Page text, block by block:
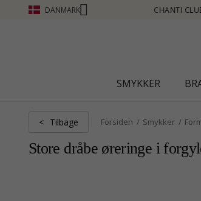
DANMARK
POINT SE MERE - KLIK HER
SMYKKER
< Tilbage Forsiden Smykker
Store dråbe øreringe i